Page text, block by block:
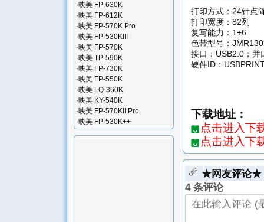
打印方式：24针点
打印宽度：82列
复写能力：1+6
色带型号：JMR130
接口：USB2.0；并
硬件ID：
下载地址：
点击进入下
点击进入下
★网友评论★
4 条评论
·映美 FP-630K
·映美 FP-612K
·映美 FP-570K Pro
·映美 FP-530KIII
·映美 FP-570K
·映美 TP-590K
·映美 FP-730K
·映美 FP-550K
·映美 LQ-360K
·映美 KY-540K
·映美 FP-570KII Pro
·映美 FP-530K++